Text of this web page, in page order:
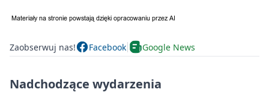
Zaobserwuj nas! Facebook Google News
Nadchodzące wydarzenia